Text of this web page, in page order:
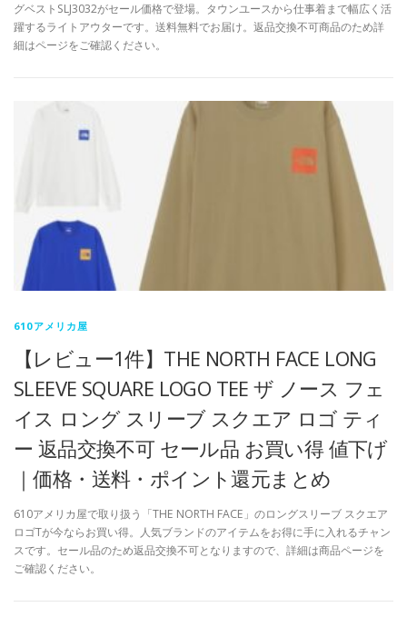
グベストSLJ3032がセール価格で登場。タウンユースから仕事着まで幅広く活
躍するライトアウターです。送料無料でお届け。返品交換不可商品のため詳
細はページをご確認ください。
610アメリカ屋
【レビュー1件】THE NORTH FACE LONG
SLEEVE SQUARE LOGO TEE ザ ノース フェ
イス ロング スリーブ スクエア ロゴ ティ
ー 返品交換不可 セール品 お買い得 値下げ
｜価格・送料・ポイント還元まとめ
610アメリカ屋で取り扱う「THE NORTH FACE」のロングスリーブ スクエア
ロゴTが今ならお買い得。人気ブランドのアイテムをお得に手に入れるチャン
スです。セール品のため返品交換不可となりますので、詳細は商品ページを
ご確認ください。